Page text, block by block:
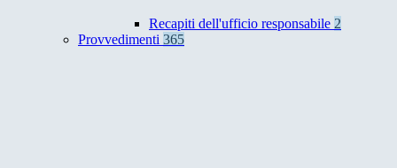
Recapiti dell'ufficio responsabile 2
Provvedimenti 365